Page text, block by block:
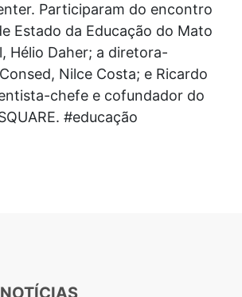
Participaram do encontro
Estado da Educação do Mato
Hélio Daher; a diretora-
Nilce Costa; e Ricardo
chefe e cofundador do
#educação